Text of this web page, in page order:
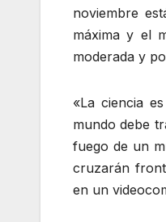
noviembre
máxima y el
moderada y
«La ciencia
mundo debe
fuego de un
cruzarán
en un